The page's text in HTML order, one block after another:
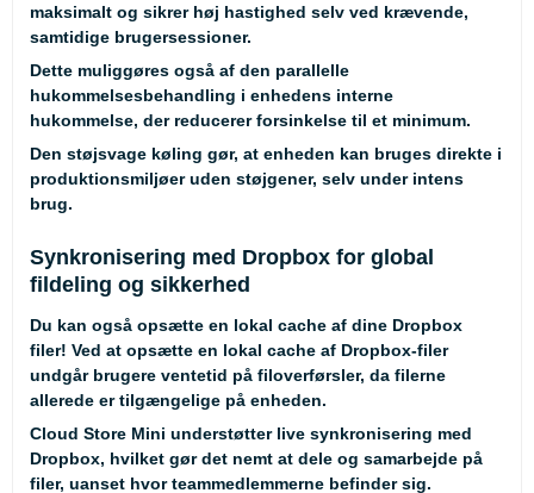
maksimalt og sikrer høj hastighed selv ved krævende,
samtidige brugersessioner.
Dette muliggøres også af den parallelle
hukommelsesbehandling i enhedens interne
hukommelse, der reducerer forsinkelse til et minimum.
Den støjsvage køling gør, at enheden kan bruges direkte i
produktionsmiljøer uden støjgener, selv under intens
brug.
Synkronisering med Dropbox for global
fildeling og sikkerhed
Du kan også opsætte en lokal cache af dine Dropbox
filer! Ved at opsætte en lokal cache af Dropbox-filer
undgår brugere ventetid på filoverførsler, da filerne
allerede er tilgængelige på enheden.
Cloud Store Mini understøtter live synkronisering med
Dropbox, hvilket gør det nemt at dele og samarbejde på
filer, uanset hvor teammedlemmerne befinder sig.